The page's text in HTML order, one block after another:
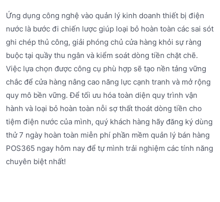
Ứng dụng công nghệ vào quản lý kinh doanh thiết bị điện
nước là bước đi chiến lược giúp loại bỏ hoàn toàn các sai sót
ghi chép thủ công, giải phóng chủ cửa hàng khỏi sự ràng
buộc tại quầy thu ngân và kiểm soát dòng tiền chặt chẽ.
Việc lựa chọn được công cụ phù hợp sẽ tạo nền tảng vững
chắc để cửa hàng nâng cao năng lực cạnh tranh và mở rộng
quy mô bền vững. Để tối ưu hóa toàn diện quy trình vận
hành và loại bỏ hoàn toàn nỗi sợ thất thoát dòng tiền cho
tiệm điện nước của mình, quý khách hàng hãy đăng ký dùng
thử 7 ngày hoàn toàn miễn phí phần mềm quản lý bán hàng
POS365 ngay hôm nay để tự mình trải nghiệm các tính năng
chuyên biệt nhất!